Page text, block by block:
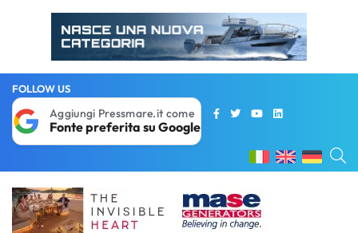
FOLLOW US
Aggiungi Pressmare.it come
Fonte preferita su Google